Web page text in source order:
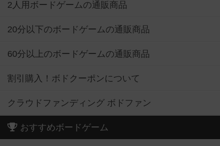
2人用ボードゲームの通販商品
20分以下のボードゲームの通販商品
60分以上のボードゲームの通販商品
割引購入！ボドクーポンについて
クラウドファンディング ボドファン
おすすめボードゲーム